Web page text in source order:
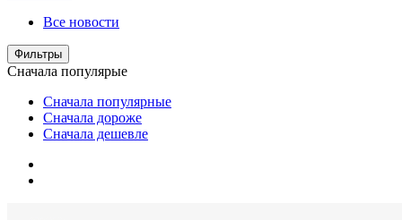
Все новости
Фильтры
Сначала популярые
Сначала популярные
Сначала дороже
Сначала дешевле